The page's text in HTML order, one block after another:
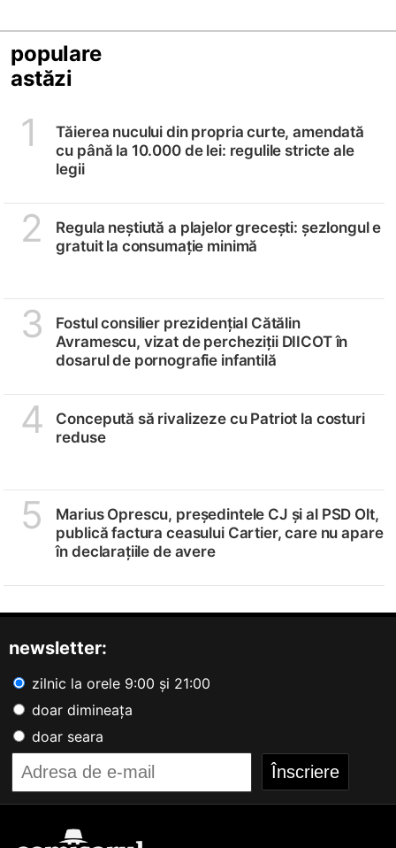
populare
astăzi
1
Tăierea nucului din propria curte, amendată
cu până la 10.000 de lei: regulile stricte ale
legii
2
Regula neștiută a plajelor grecești: șezlongul e
gratuit la consumație minimă
3
Fostul consilier prezidențial Cătălin
Avramescu, vizat de percheziții DIICOT în
dosarul de pornografie infantilă
4
Concepută să rivalizeze cu Patriot la costuri
reduse
5
Marius Oprescu, președintele CJ și al PSD Olt,
publică factura ceasului Cartier, care nu apare
în declarațiile de avere
newsletter:
zilnic la orele 9:00 și 21:00
doar dimineața
doar seara